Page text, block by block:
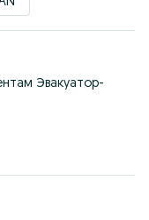
Эвакуатор-